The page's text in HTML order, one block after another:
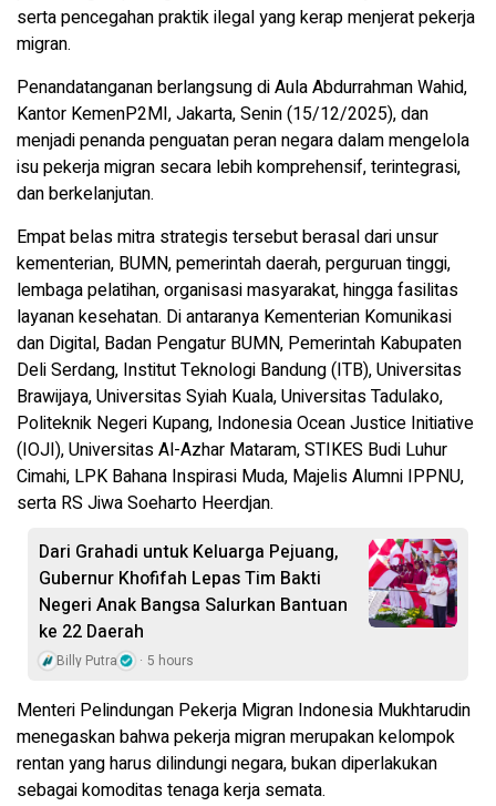
serta pencegahan praktik ilegal yang kerap menjerat pekerja
migran.
Penandatanganan berlangsung di Aula Abdurrahman Wahid,
Kantor KemenP2MI, Jakarta, Senin (15/12/2025), dan
menjadi penanda penguatan peran negara dalam mengelola
isu pekerja migran secara lebih komprehensif, terintegrasi,
dan berkelanjutan.
Empat belas mitra strategis tersebut berasal dari unsur
kementerian, BUMN, pemerintah daerah, perguruan tinggi,
lembaga pelatihan, organisasi masyarakat, hingga fasilitas
layanan kesehatan. Di antaranya Kementerian Komunikasi
dan Digital, Badan Pengatur BUMN, Pemerintah Kabupaten
Deli Serdang, Institut Teknologi Bandung (ITB), Universitas
Brawijaya, Universitas Syiah Kuala, Universitas Tadulako,
Politeknik Negeri Kupang, Indonesia Ocean Justice Initiative
(IOJI), Universitas Al-Azhar Mataram, STIKES Budi Luhur
Cimahi, LPK Bahana Inspirasi Muda, Majelis Alumni IPPNU,
serta RS Jiwa Soeharto Heerdjan.
Dari Grahadi untuk Keluarga Pejuang,
Gubernur Khofifah Lepas Tim Bakti
Negeri Anak Bangsa Salurkan Bantuan
ke 22 Daerah
Billy Putra 5 hours
Menteri Pelindungan Pekerja Migran Indonesia Mukhtarudin
menegaskan bahwa pekerja migran merupakan kelompok
rentan yang harus dilindungi negara, bukan diperlakukan
sebagai komoditas tenaga kerja semata.